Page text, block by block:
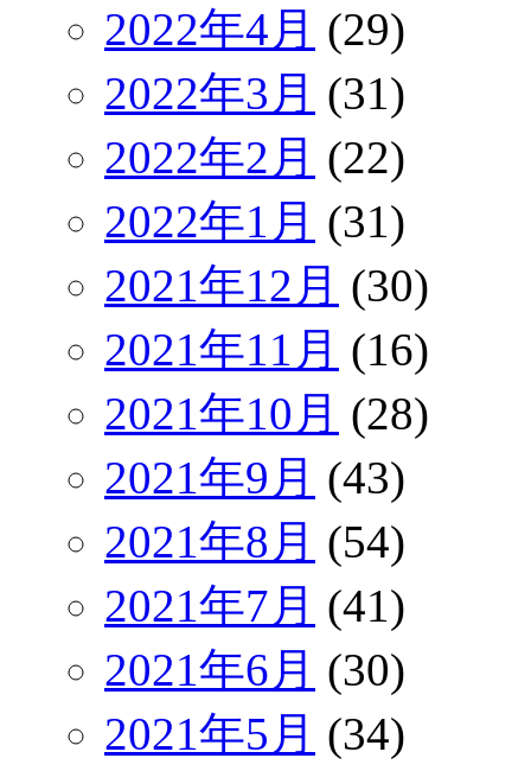
2022年4月 (29)
2022年3月 (31)
2022年2月 (22)
2022年1月 (31)
2021年12月 (30)
2021年11月 (16)
2021年10月 (28)
2021年9月 (43)
2021年8月 (54)
2021年7月 (41)
2021年6月 (30)
2021年5月 (34)